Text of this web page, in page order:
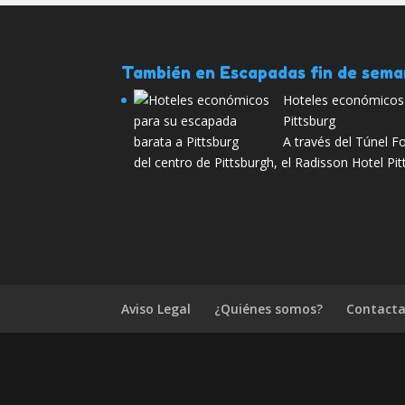
También en Escapadas fin de
Hoteles
Pittsburg
A través del Túnel
del centro de Pittsburgh, el Radisson Hotel
Aviso Legal ¿Quiénes somos?